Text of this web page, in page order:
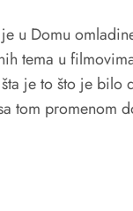
u Domu
tema u
je to što je
tom promenom